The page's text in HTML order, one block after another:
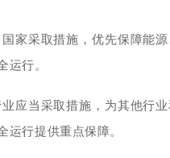
家采取措施，优先保障能源
运行。
应当采取措施，为其他行
运行提供重点保障。